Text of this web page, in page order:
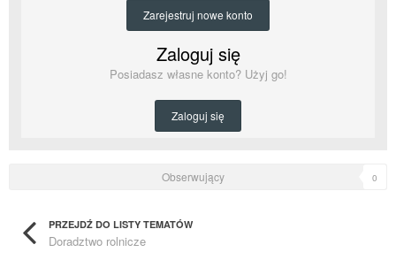
Zarejestruj nowe konto
Zaloguj się
Posiadasz własne konto? Użyj go!
Zaloguj się
Obserwujący 0
PRZEJDŹ DO LISTY TEMATÓW
Doradztwo rolnicze